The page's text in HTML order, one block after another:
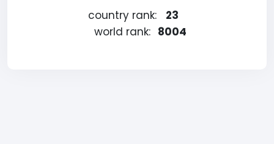
country rank:
23
world rank: 8004